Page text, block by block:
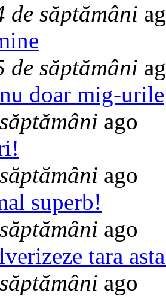
de săptămâni
de săptămâni
doar mig-urile
ago
ago
superb!
ago
tara
ago